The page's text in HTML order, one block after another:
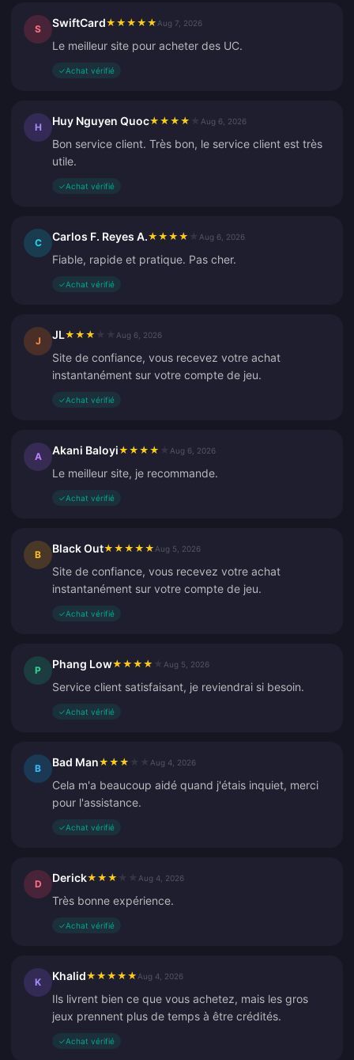
S SwiftCard★ ★ ★ ★ ★ Aug 7, 2026
Le meilleur site pour acheter des UC.
✓Achat vérifié
H Huy Nguyen Quoc★ ★ ★ ★ Aug 6, 2026
Bon service client. Très bon, le service client est très
utile.
✓Achat vérifié
C Carlos F. Reyes A.★ ★ ★ ★ Aug 6, 2026
Fiable, rapide et pratique. Pas cher.
✓Achat vérifié
J JL★ ★ ★ Aug 6, 2026
Site de confiance, vous recevez votre achat
instantanément sur votre compte de jeu.
✓Achat vérifié
A Akani Baloyi★ ★ ★ ★ Aug 6, 2026
Le meilleur site, je recommande.
✓Achat vérifié
B Black Out★ ★ ★ ★ ★ Aug 5, 2026
Site de confiance, vous recevez votre achat
instantanément sur votre compte de jeu.
✓Achat vérifié
P Phang Low★ ★ ★ ★ Aug 5, 2026
Service client satisfaisant, je reviendrai si besoin.
✓Achat vérifié
B Bad Man★ ★ ★ Aug 4, 2026
Cela m'a beaucoup aidé quand j'étais inquiet, merci
pour l'assistance.
✓Achat vérifié
D Derick★ ★ ★ Aug 4, 2026
Très bonne expérience.
✓Achat vérifié
K Khalid★ ★ ★ ★ ★ Aug 4, 2026
Ils livrent bien ce que vous achetez, mais les gros
jeux prennent plus de temps à être crédités.
✓Achat vérifié